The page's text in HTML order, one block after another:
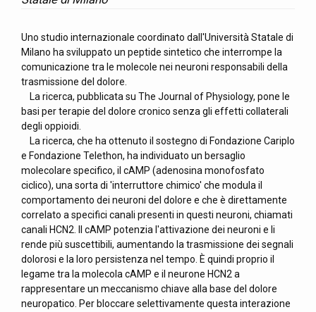
Uno studio internazionale coordinato dall'Università Statale di
Milano ha sviluppato un peptide sintetico che interrompe la
comunicazione tra le molecole nei neuroni responsabili della
trasmissione del dolore.
La ricerca, pubblicata su The Journal of Physiology, pone le
basi per terapie del dolore cronico senza gli effetti collaterali
degli oppioidi.
La ricerca, che ha ottenuto il sostegno di Fondazione Cariplo
e Fondazione Telethon, ha individuato un bersaglio
molecolare specifico, il cAMP (adenosina monofosfato
ciclico), una sorta di 'interruttore chimico' che modula il
comportamento dei neuroni del dolore e che è direttamente
correlato a specifici canali presenti in questi neuroni, chiamati
canali HCN2. Il cAMP potenzia l'attivazione dei neuroni e li
rende più suscettibili, aumentando la trasmissione dei segnali
dolorosi e la loro persistenza nel tempo. È quindi proprio il
legame tra la molecola cAMP e il neurone HCN2 a
rappresentare un meccanismo chiave alla base del dolore
neuropatico. Per bloccare selettivamente questa interazione